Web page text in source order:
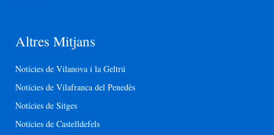
Altres Mitjans
Notícies de Vilanova i la Geltrú
Notícies de Vilafranca del Penedès
Notícies de Sitges
Notícies de Castelldefels